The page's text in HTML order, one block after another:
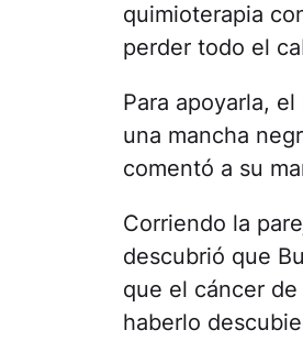
quimioterapia
perder todo el
Para apoyarla,
una mancha
comentó a su
Corriendo la
descubrió que
que el cáncer
haberlo